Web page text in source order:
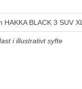
BLACK 3 SUV XL
i illustrativt syfte